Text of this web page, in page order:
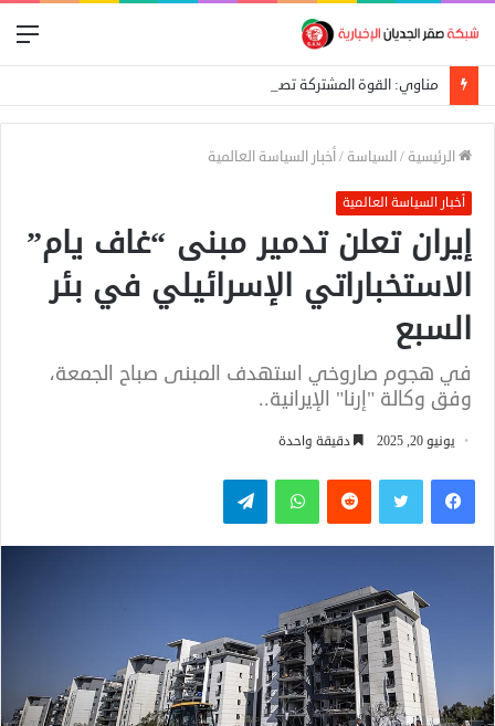
الرئيسية /السياسة /أخبار السياسة العالمية
أخبار السياسة العالمية
إيران تعلن تدمير مبنى “غاف يام”
الاستخباراتي الإسرائيلي في بئر
السبع
في هجوم صاروخي استهدف المبنى صباح الجمعة،
وفق وكالة "إرنا" الإيرانية..
يونيو 20, 2025 دقيقة واحدة
فيسبوكتويتر واتساب تيلقرام